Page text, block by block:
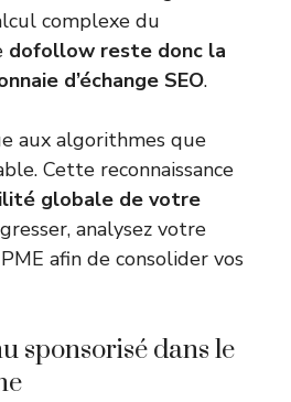
complexe du
dofollow reste donc la
d’échange SEO.
aux algorithmes que
Cette reconnaissance
globale de votre
analysez votre
afin de consolider vos
sponsorisé dans le